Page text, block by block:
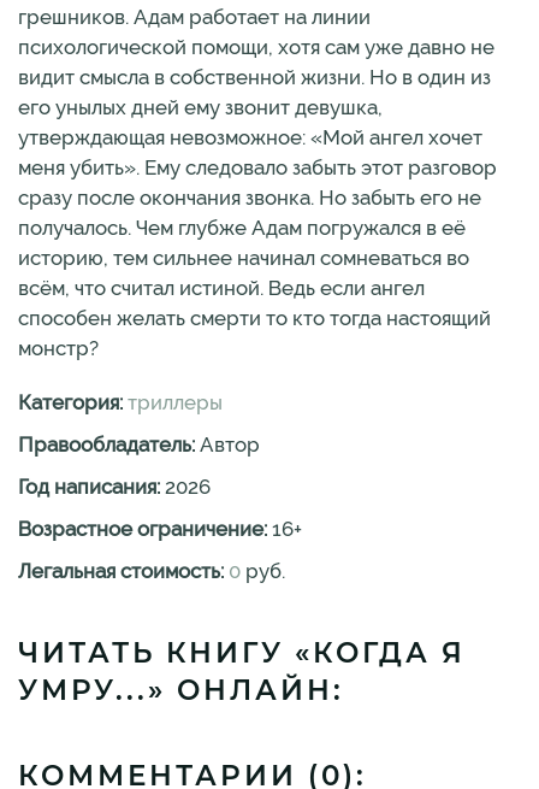
грешников. Адам работает на линии
психологической помощи, хотя сам уже давно не
видит смысла в собственной жизни. Но в один из
его унылых дней ему звонит девушка,
утверждающая невозможное: «Мой ангел хочет
меня убить». Ему следовало забыть этот разговор
сразу после окончания звонка. Но забыть его не
получалось. Чем глубже Адам погружался в её
историю, тем сильнее начинал сомневаться во
всём, что считал истиной. Ведь если ангел
способен желать смерти то кто тогда настоящий
монстр?
Категория: триллеры
Правообладатель: Автор
Год написания: 2026
Возрастное ограничение: 16+
Легальная стоимость: 0 руб.
ЧИТАТЬ КНИГУ «КОГДА Я
УМРУ...» ОНЛАЙН:
КОММЕНТАРИИ (0):